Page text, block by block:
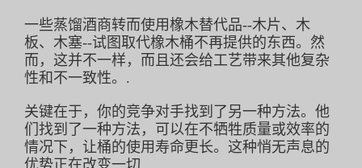
一些蒸馏酒商转而使用橡木替代品--木片、木
板、木塞--试图取代橡木桶不再提供的东西。然
而，这并不一样，而且还会给工艺带来其他复杂
性和不一致性。.
关键在于，你的竞争对手找到了另一种方法。他
们找到了一种方法，可以在不牺牲质量或效率的
情况下，让桶的使用寿命更长。这种悄无声息的
优势正在改变一切...